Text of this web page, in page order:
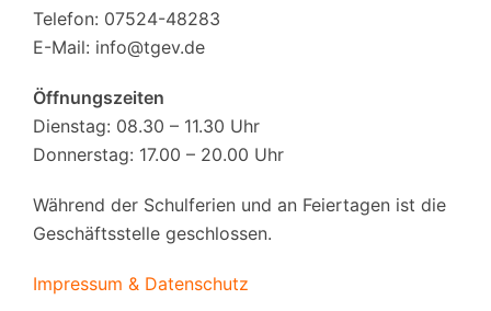
Telefon: 07524-48283
E-Mail: info@tgev.de
Öffnungszeiten
Dienstag: 08.30 – 11.30 Uhr
Donnerstag: 17.00 – 20.00 Uhr
Während der Schulferien und an Feiertagen ist die
Geschäftsstelle geschlossen.
Impressum & Datenschutz